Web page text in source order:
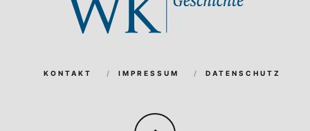
KONTAKT IMPRESSUM DATENSCHUTZ